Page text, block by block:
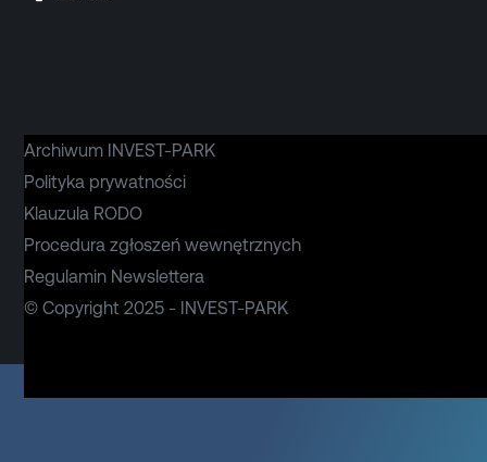
© Copyright 2025 - INVEST-PARK
Archiwum INVEST-PARK
Polityka prywatności
Klauzula RODO
Procedura zgłoszeń wewnętrznych
Regulamin Newslettera